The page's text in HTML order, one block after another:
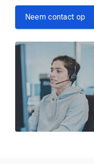
Neem contact op